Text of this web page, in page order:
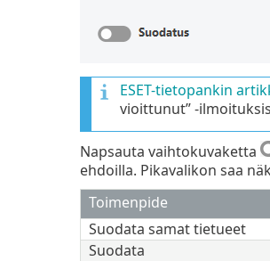
ESET-tietopankin
vioittunut” -
Napsauta vaihtokuvaketta
ehdoilla. Pikavalikon saa
Toimenpide
Suodata samat tietueet
Suodata